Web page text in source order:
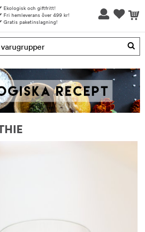
Ekologisk och giftfritt!
Fri hemleverans över 499 kr!
Gratis paketinslagning!
har blivit tillagd i varukorgen